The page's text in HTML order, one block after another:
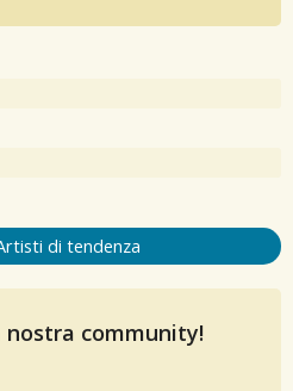
di tendenza
community!